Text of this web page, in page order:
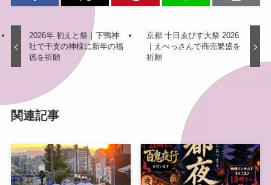
2026年 初えと祭｜下鴨神
社で干支の神様に新年の福
徳を祈願
京都 十日ゑびす大祭 2026
｜えべっさんで商売繁盛を
祈願
関連記事